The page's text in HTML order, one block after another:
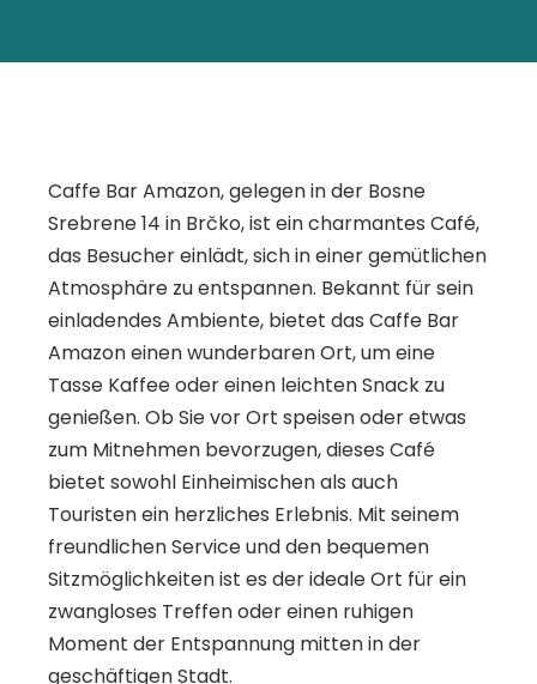
Caffe Bar Amazon, gelegen in der Bosne
Srebrene 14 in Brčko, ist ein charmantes Café,
das Besucher einlädt, sich in einer gemütlichen
Atmosphäre zu entspannen. Bekannt für sein
einladendes Ambiente, bietet das Caffe Bar
Amazon einen wunderbaren Ort, um eine
Tasse Kaffee oder einen leichten Snack zu
genießen. Ob Sie vor Ort speisen oder etwas
zum Mitnehmen bevorzugen, dieses Café
bietet sowohl Einheimischen als auch
Touristen ein herzliches Erlebnis. Mit seinem
freundlichen Service und den bequemen
Sitzmöglichkeiten ist es der ideale Ort für ein
zwangloses Treffen oder einen ruhigen
Moment der Entspannung mitten in der
geschäftigen Stadt.